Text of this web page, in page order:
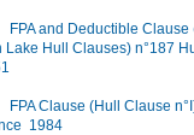
FPA and Deductible Clause
Lake Hull Clauses) n°187
FPA Clause (Hull Clause
1984